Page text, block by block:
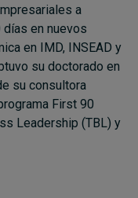
a
en nuevos
en IMD, INSEAD y
su doctorado en
su consultora
First 90
Leadership (TBL) y